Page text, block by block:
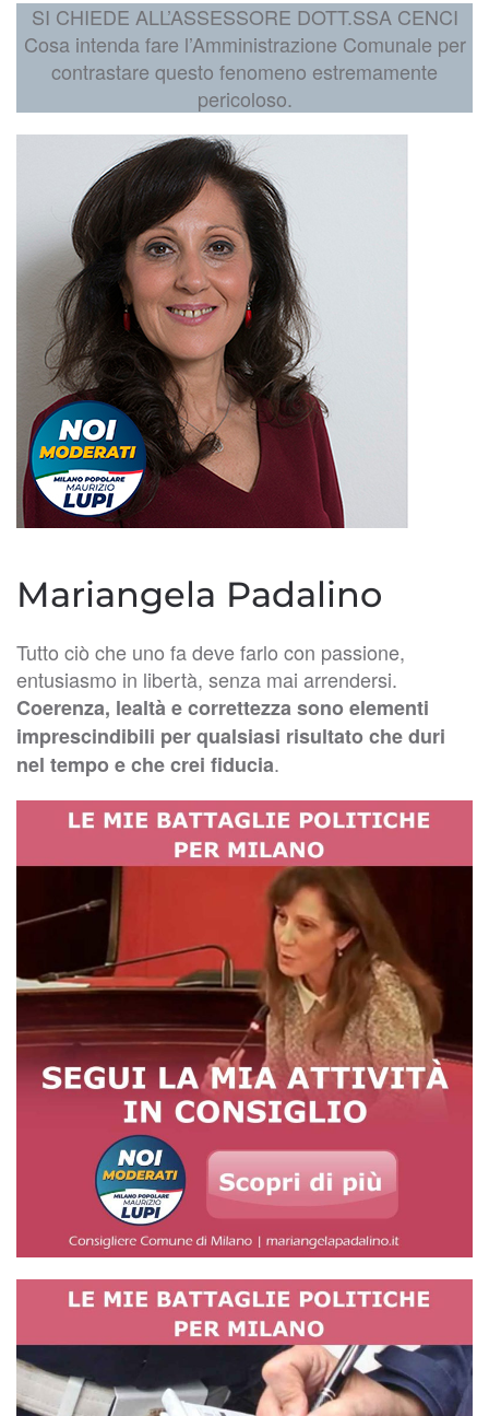
SI CHIEDE ALL’ASSESSORE DOTT.SSA CENCI
Cosa intenda fare l’Amministrazione Comunale per
contrastare questo fenomeno estremamente
pericoloso.
Mariangela Padalino
Tutto ciò che uno fa deve farlo con passione,
entusiasmo in libertà, senza mai arrendersi.
Coerenza, lealtà e correttezza sono elementi
imprescindibili per qualsiasi risultato che duri
nel tempo e che crei fiducia.